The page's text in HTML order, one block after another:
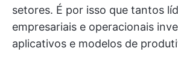
setores. É por isso que tantos
empresariais e operacionais
aplicativos e modelos de